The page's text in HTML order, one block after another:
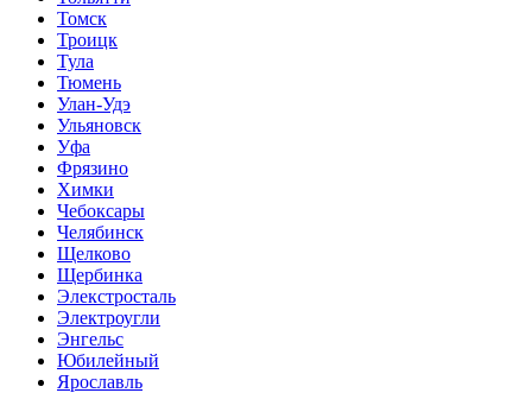
Томск
Троицк
Тула
Тюмень
Улан-Удэ
Ульяновск
Уфа
Фрязино
Химки
Чебоксары
Челябинск
Щелково
Щербинка
Элекстросталь
Электроугли
Энгельс
Юбилейный
Ярославль